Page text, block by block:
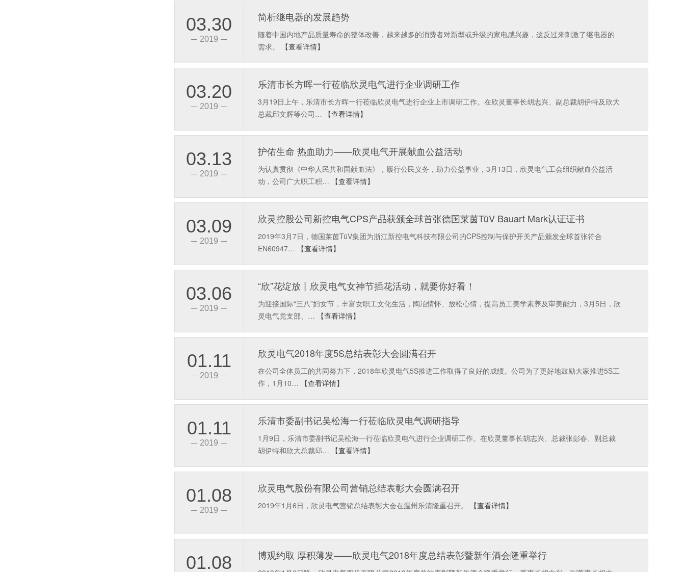
03.30
2019
简析继电器的发展趋势
随着中国内地产品质量寿命的整体改善，越来越多的消费者对新型或升级的家电感兴趣，这反过来刺激了继电器的
需求。
【查看详情】
03.20
2019
乐清市长方晖一行莅临欣灵电气进行企业调研工作
3月19日上午，乐清市长方晖一行莅临欣灵电气进行企业上市调研工作。在欣灵董事长胡志兴、副总裁胡伊特及欣大
总裁邱文辉等公司…
【查看详情】
03.13
2019
护佑生命 热血助力——欣灵电气开展献血公益活动
为认真贯彻《中华人民共和国献血法》，履行公民义务，助力公益事业，3月13日，欣灵电气工会组织献血公益活
动，公司广大职工积…
【查看详情】
03.09
2019
欣灵控股公司新控电气CPS产品获颁全球首张德国莱茵TüV Bauart Mark认证证书
2019年3月7日，德国莱茵TüV集团为浙江新控电气科技有限公司的CPS控制与保护开关产品颁发全球首张符合
EN60947…
【查看详情】
03.06
2019
“欣”花绽放丨欣灵电气女神节插花活动，就要你好看！
为迎接国际“三八”妇女节，丰富女职工文化生活，陶冶情怀、放松心情，提高员工美学素养及审美能力，3月5日，欣
灵电气党支部、…
【查看详情】
01.11
2019
欣灵电气2018年度5S总结表彰大会圆满召开
在公司全体员工的共同努力下，2018年欣灵电气5S推进工作取得了良好的成绩。公司为了更好地鼓励大家推进5S工
作，1月10…
【查看详情】
01.11
2019
乐清市委副书记吴松海一行莅临欣灵电气调研指导
1月9日，乐清市委副书记吴松海一行莅临欣灵电气进行企业调研工作。在欣灵董事长胡志兴、总裁张彭春、副总裁
胡伊特和欣大总裁邱…
【查看详情】
01.08
2019
欣灵电气股份有限公司营销总结表彰大会圆满召开
2019年1月6日，欣灵电气营销总结表彰大会在温州乐清隆重召开。 【查看详情】
01.08 博观约取 厚积薄发——欣灵电气2018年度总结表彰暨新年酒会隆重举行